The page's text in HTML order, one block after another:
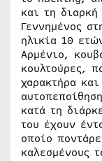
και τη
Γεννημένος
ηλικία 10
Αρμένιο,
κουλτούρες,
χαρακτήρα
κατά τη
του έχουν
οποίο
καλεσμένους